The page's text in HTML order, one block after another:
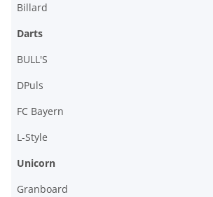
Billard
Darts
BULL'S
DPuls
FC Bayern
L-Style
Unicorn
Granboard